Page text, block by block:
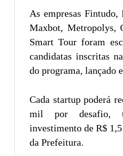
As empresas Fintudo,
Maxbot, Metropolys,
Smart Tour foram
candidatas inscritas
do programa, lançado
Cada startup poderá
mil por desafio,
investimento de R$
da Prefeitura.